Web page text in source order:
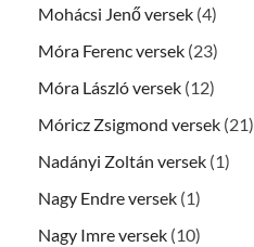
Mohácsi Jenő versek (4)
Móra Ferenc versek (23)
Móra László versek (12)
Móricz Zsigmond versek (21)
Nadányi Zoltán versek (1)
Nagy Endre versek (1)
Nagy Imre versek (10)